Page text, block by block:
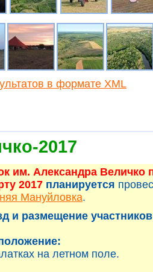
в формате XML
2017
им. Александра Величко
2017 планируется
Мануйловка.
и размещение
на летном поле.